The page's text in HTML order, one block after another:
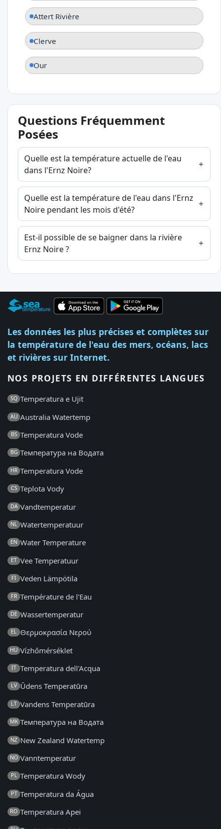
Attert Rivière
Clerve
Our
Questions Fréquemment
Posées
Quelle est la température actuelle de l'eau
dans l'Ernz Noire?
Quelle est la température de l'eau dans l'Ernz
Noire pendant les mois d'été?
Est-il possible de se baigner dans la rivière
Ernz Noire ?
Les données les plus précises et complètes sur
la température de l'eau des mers, océans, lacs
et rivières sur Internet.
NOS PROJETS EN DIFFÉRENTES LANGUES
SQ Temperatura e Ujit
AU Australia Watertemp
BS Temperatura Vode
BG Температура на Водата
HR Temperatura Vode
CS Teplota Vody
DA Vandtemperatur
NL Watertemperatuur
EN Water Temperature
ET Vee Temperatuur
FI Veden Lämpötila
FR Température de l'Eau
DE Wassertemperatur
EL Θερμοκρασία Νερού
HU Vízhőmérséklet
IT Temperatura dell'Acqua
LV Ūdens Temperatūra
LT Vandens Temperatūra
MK Температура на Водата
NZ New Zealand Watertemp
NO Vanntemperatur
PL Temperatura Wody
PT Temperatura da Água
RO Temperatura Apei